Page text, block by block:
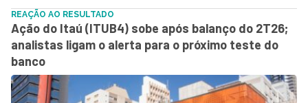
REAÇÃO AO RESULTADO
Ação do Itaú (ITUB4) sobe após balanço do 2T26;
analistas ligam o alerta para o próximo teste do
banco